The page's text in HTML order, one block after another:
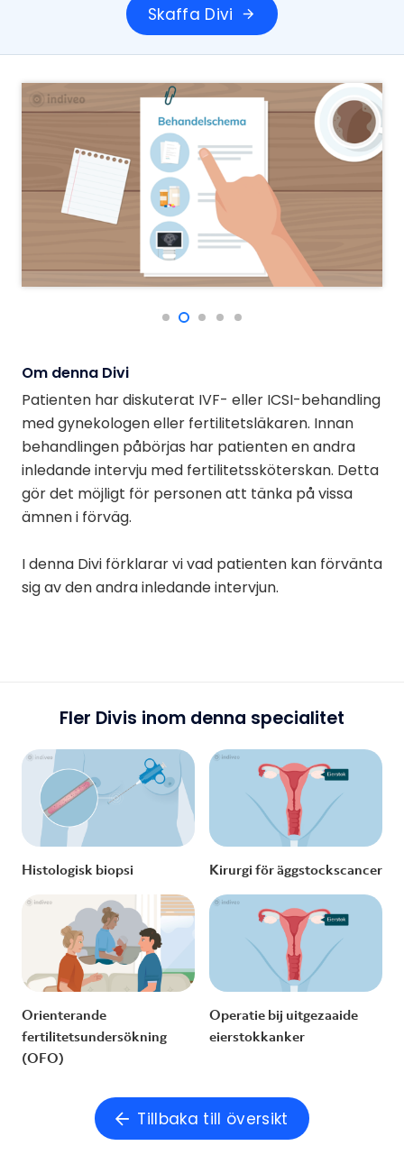
Skaffa Divi arrow_forward
Om denna Divi
Patienten har diskuterat IVF- eller ICSI-behandling
med gynekologen eller fertilitetsläkaren. Innan
behandlingen påbörjas har patienten en andra
inledande intervju med fertilitetssköterskan. Detta
gör det möjligt för personen att tänka på vissa
ämnen i förväg.
I denna Divi förklarar vi vad patienten kan förvänta
sig av den andra inledande intervjun.
Fler Divis inom denna specialitet
Histologisk biopsi Kirurgi för äggstockscancer
Orienterande
fertilitetsundersökning
(OFO)
Operatie bij uitgezaaide
eierstokkanker
Tillbaka till översikt